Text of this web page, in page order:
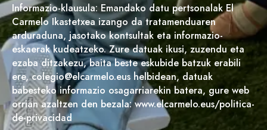
Informazio-klausula: Emandako datu pertsonalak El
Carmelo Ikastetxea izango da tratamenduaren
arduraduna, jasotako kontsultak eta informazio-
eskaerak kudeatzeko. Zure datuak ikusi, zuzendu eta
ezaba ditzakezu, baita beste eskubide batzuk erabili
ere, colegio@elcarmelo.eus helbidean, datuak
babesteko informazio osagarriarekin batera, gure web
orrian azaltzen den bezala: www.elcarmelo.eus/politica-
de-privacidad